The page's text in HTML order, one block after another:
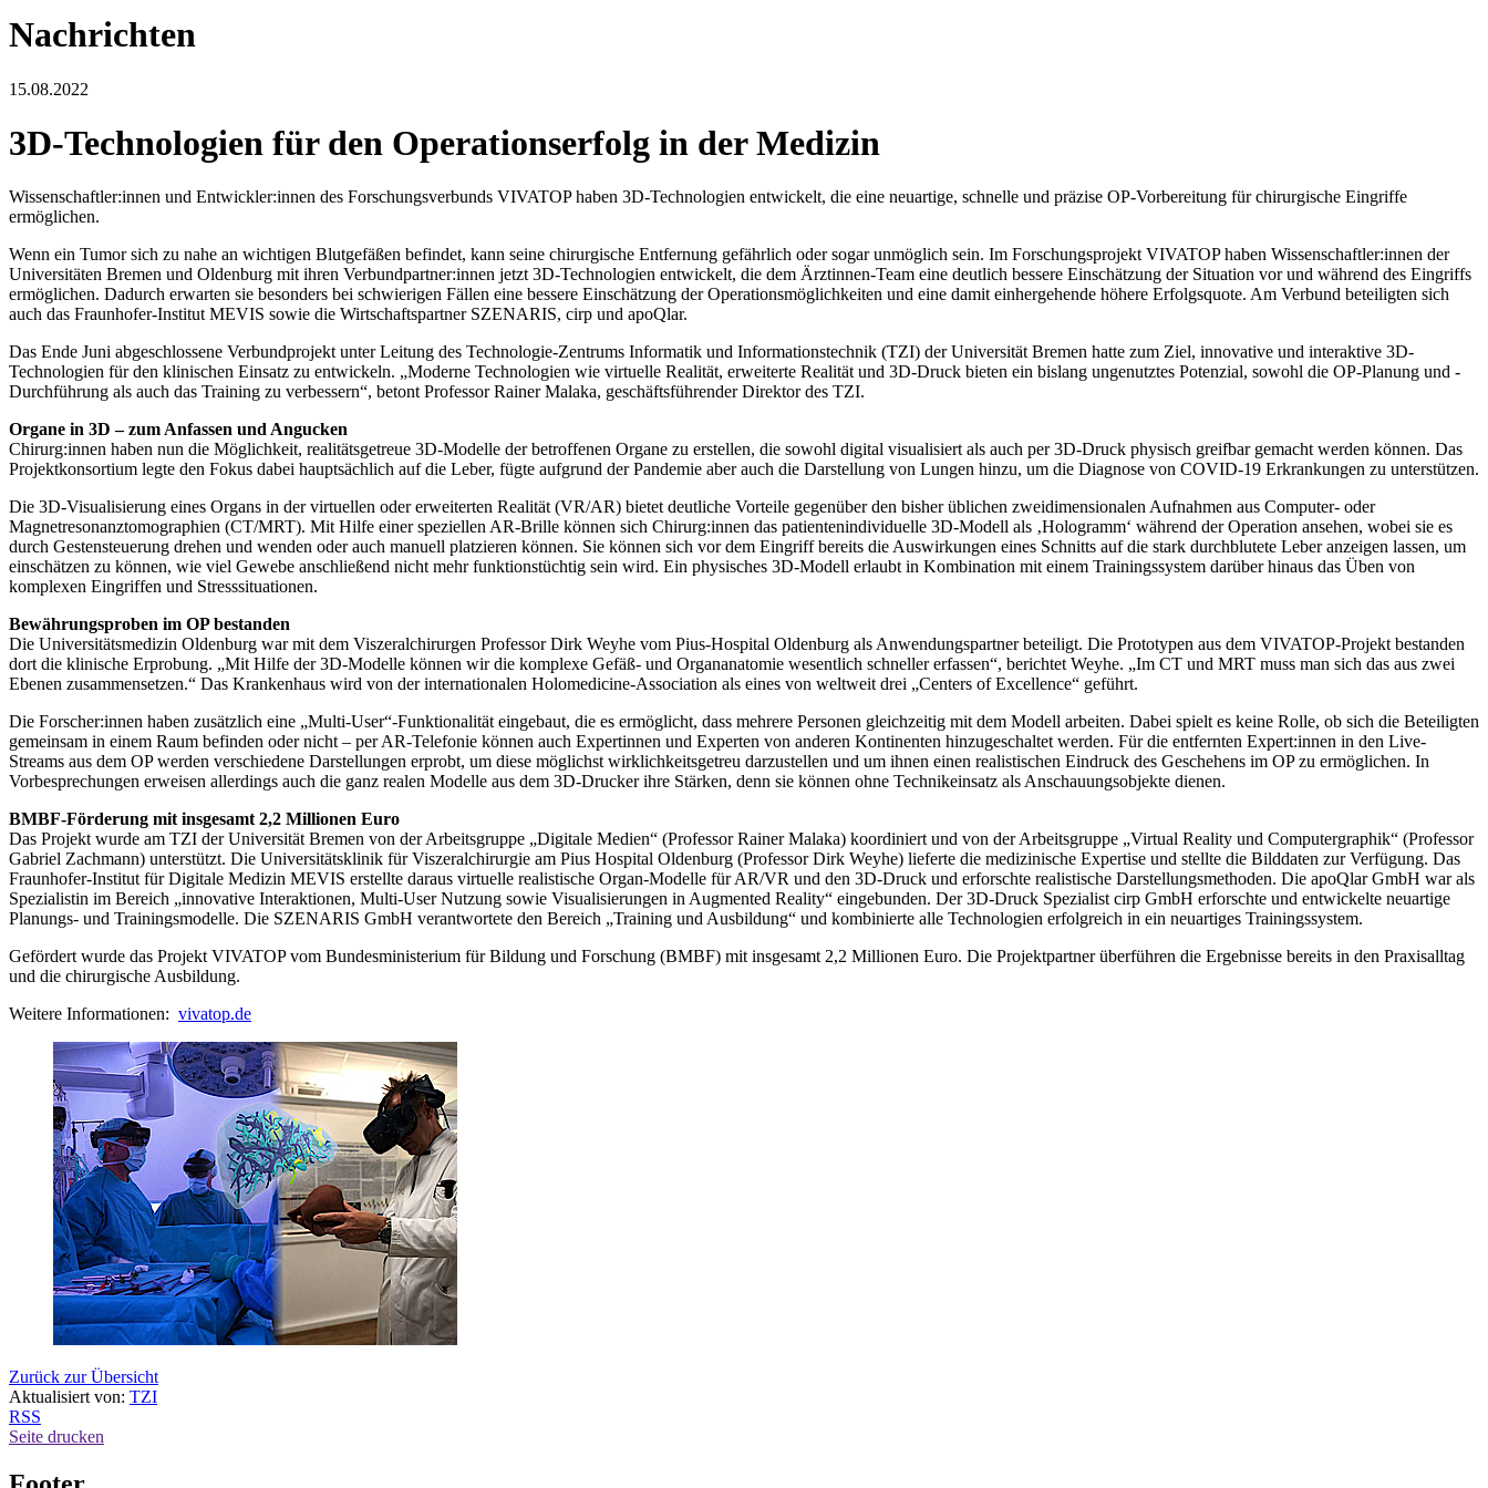
Nachrichten
15.08.2022
3D-Technologien für den Operationserfolg in der Medizin
Wissenschaftler:innen und Entwickler:innen des Forschungsverbunds VIVATOP haben 3D-Technologien entwickelt, die eine neuartige, schnelle und präzise OP-Vorbereitung für chirurgische Eingriffe
ermöglichen.
Wenn ein Tumor sich zu nahe an wichtigen Blutgefäßen befindet, kann seine chirurgische Entfernung gefährlich oder sogar unmöglich sein. Im Forschungsprojekt VIVATOP haben Wissenschaftler:innen der
Universitäten Bremen und Oldenburg mit ihren Verbundpartner:innen jetzt 3D-Technologien entwickelt, die dem Ärztinnen-Team eine deutlich bessere Einschätzung der Situation vor und während des Eingriffs
ermöglichen. Dadurch erwarten sie besonders bei schwierigen Fällen eine bessere Einschätzung der Operationsmöglichkeiten und eine damit einhergehende höhere Erfolgsquote. Am Verbund beteiligten sich
auch das Fraunhofer-Institut MEVIS sowie die Wirtschaftspartner SZENARIS, cirp und apoQlar.
Das Ende Juni abgeschlossene Verbundprojekt unter Leitung des Technologie-Zentrums Informatik und Informationstechnik (TZI) der Universität Bremen hatte zum Ziel, innovative und interaktive 3D-
Technologien für den klinischen Einsatz zu entwickeln. „Moderne Technologien wie virtuelle Realität, erweiterte Realität und 3D-Druck bieten ein bislang ungenutztes Potenzial, sowohl die OP-Planung und -
Durchführung als auch das Training zu verbessern“, betont Professor Rainer Malaka, geschäftsführender Direktor des TZI.
Organe in 3D – zum Anfassen und Angucken
Chirurg:innen haben nun die Möglichkeit, realitätsgetreue 3D-Modelle der betroffenen Organe zu erstellen, die sowohl digital visualisiert als auch per 3D-Druck physisch greifbar gemacht werden können. Das
Projektkonsortium legte den Fokus dabei hauptsächlich auf die Leber, fügte aufgrund der Pandemie aber auch die Darstellung von Lungen hinzu, um die Diagnose von COVID-19 Erkrankungen zu unterstützen.
Die 3D-Visualisierung eines Organs in der virtuellen oder erweiterten Realität (VR/AR) bietet deutliche Vorteile gegenüber den bisher üblichen zweidimensionalen Aufnahmen aus Computer- oder
Magnetresonanztomographien (CT/MRT). Mit Hilfe einer speziellen AR-Brille können sich Chirurg:innen das patientenindividuelle 3D-Modell als ‚Hologramm‘ während der Operation ansehen, wobei sie es
durch Gestensteuerung drehen und wenden oder auch manuell platzieren können. Sie können sich vor dem Eingriff bereits die Auswirkungen eines Schnitts auf die stark durchblutete Leber anzeigen lassen, um
einschätzen zu können, wie viel Gewebe anschließend nicht mehr funktionstüchtig sein wird. Ein physisches 3D-Modell erlaubt in Kombination mit einem Trainingssystem darüber hinaus das Üben von
komplexen Eingriffen und Stresssituationen.
Bewährungsproben im OP bestanden
Die Universitätsmedizin Oldenburg war mit dem Viszeralchirurgen Professor Dirk Weyhe vom Pius-Hospital Oldenburg als Anwendungspartner beteiligt. Die Prototypen aus dem VIVATOP-Projekt bestanden
dort die klinische Erprobung. „Mit Hilfe der 3D-Modelle können wir die komplexe Gefäß- und Organanatomie wesentlich schneller erfassen“, berichtet Weyhe. „Im CT und MRT muss man sich das aus zwei
Ebenen zusammensetzen.“ Das Krankenhaus wird von der internationalen Holomedicine-Association als eines von weltweit drei „Centers of Excellence“ geführt.
Die Forscher:innen haben zusätzlich eine „Multi-User“-Funktionalität eingebaut, die es ermöglicht, dass mehrere Personen gleichzeitig mit dem Modell arbeiten. Dabei spielt es keine Rolle, ob sich die Beteiligten
gemeinsam in einem Raum befinden oder nicht – per AR-Telefonie können auch Expertinnen und Experten von anderen Kontinenten hinzugeschaltet werden. Für die entfernten Expert:innen in den Live-
Streams aus dem OP werden verschiedene Darstellungen erprobt, um diese möglichst wirklichkeitsgetreu darzustellen und um ihnen einen realistischen Eindruck des Geschehens im OP zu ermöglichen. In
Vorbesprechungen erweisen allerdings auch die ganz realen Modelle aus dem 3D-Drucker ihre Stärken, denn sie können ohne Technikeinsatz als Anschauungsobjekte dienen.
BMBF-Förderung mit insgesamt 2,2 Millionen Euro
Das Projekt wurde am TZI der Universität Bremen von der Arbeitsgruppe „Digitale Medien“ (Professor Rainer Malaka) koordiniert und von der Arbeitsgruppe „Virtual Reality und Computergraphik“ (Professor
Gabriel Zachmann) unterstützt. Die Universitätsklinik für Viszeralchirurgie am Pius Hospital Oldenburg (Professor Dirk Weyhe) lieferte die medizinische Expertise und stellte die Bilddaten zur Verfügung. Das
Fraunhofer-Institut für Digitale Medizin MEVIS erstellte daraus virtuelle realistische Organ-Modelle für AR/VR und den 3D-Druck und erforschte realistische Darstellungsmethoden. Die apoQlar GmbH war als
Spezialistin im Bereich „innovative Interaktionen, Multi-User Nutzung sowie Visualisierungen in Augmented Reality“ eingebunden. Der 3D-Druck Spezialist cirp GmbH erforschte und entwickelte neuartige
Planungs- und Trainingsmodelle. Die SZENARIS GmbH verantwortete den Bereich „Training und Ausbildung“ und kombinierte alle Technologien erfolgreich in ein neuartiges Trainingssystem.
Gefördert wurde das Projekt VIVATOP vom Bundesministerium für Bildung und Forschung (BMBF) mit insgesamt 2,2 Millionen Euro. Die Projektpartner überführen die Ergebnisse bereits in den Praxisalltag
und die chirurgische Ausbildung.
Weitere Informationen: vivatop.de
Zurück zur Übersicht
Aktualisiert von: TZI
RSS
Seite drucken